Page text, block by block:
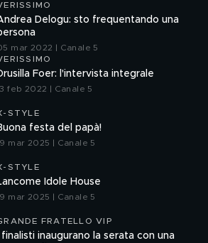
Delogu: sto frequentando una
mar 2022 | Canale 5
Foer: l'intervista integrale
feb 2022 | Canale 5
STYLE
festa del papà!
mar 2025 | Canale 5
STYLE
Idole House
mar 2025 | Canale 5
FRATELLO VIP
I finalisti inaugurano la serata con una